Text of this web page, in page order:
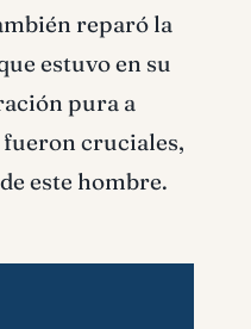
reparó la
estuvo en su
pura a
fueron cruciales,
este hombre.